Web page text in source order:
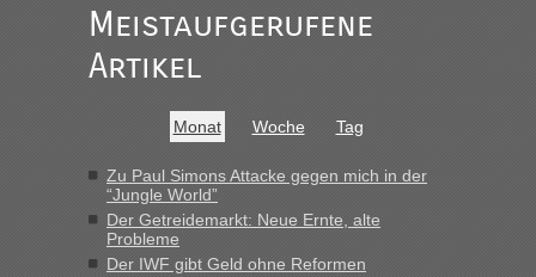
Ist korrekt, aber ich finde man hätte trotzdem im Text gleich
darauf hinweisen können.
War aber nicht "böse" gemeint ...
buchbar - warum auch immer ...
Hab´s versucht - bekomme aber immer angezeigt "auf dieser
Strecke fahren wir nicht"
Meistaufgerufene
Artikel
Monat Woche Tag
Zu Paul Simons Attacke gegen mich in der
“Jungle World”
Der Getreidemarkt: Neue Ernte, alte
Probleme
Der IWF gibt Geld ohne Reformen